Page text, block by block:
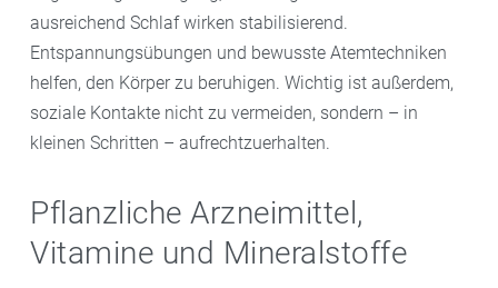
ausreichend Schlaf wirken stabilisierend.
Entspannungsübungen und bewusste Atemtechniken
helfen, den Körper zu beruhigen. Wichtig ist außerdem,
soziale Kontakte nicht zu vermeiden, sondern – in
kleinen Schritten – aufrechtzuerhalten.
Pflanzliche Arzneimittel,
Vitamine und Mineralstoffe